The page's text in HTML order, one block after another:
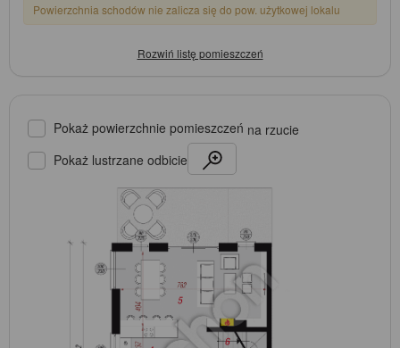
Powierzchnia schodów nie zalicza się do pow. użytkowej lokalu
Pokaż powierzchnie pomieszczeń na rzucie
Pokaż lustrzane odbicie